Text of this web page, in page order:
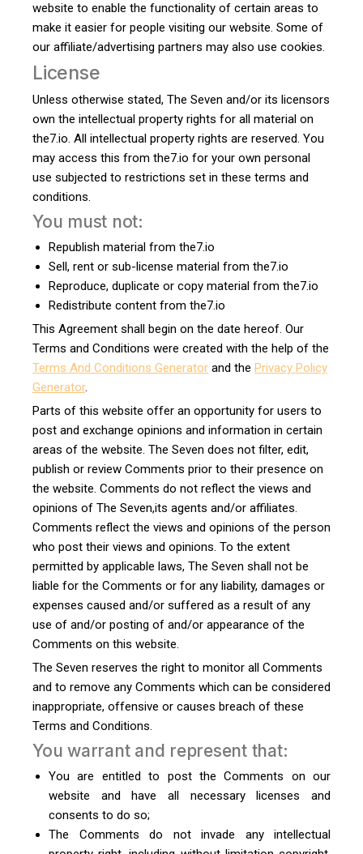
website to enable the functionality of certain areas to
make it easier for people visiting our website. Some of
our affiliate/advertising partners may also use cookies.
License
Unless otherwise stated, The Seven and/or its licensors
own the intellectual property rights for all material on
the7.io. All intellectual property rights are reserved. You
may access this from the7.io for your own personal
use subjected to restrictions set in these terms and
conditions.
You must not:
Republish material from the7.io
Sell, rent or sub-license material from the7.io
Reproduce, duplicate or copy material from the7.io
Redistribute content from the7.io
This Agreement shall begin on the date hereof. Our
Terms and Conditions were created with the help of the
Terms And Conditions Generator and the Privacy Policy
Generator.
Parts of this website offer an opportunity for users to
post and exchange opinions and information in certain
areas of the website. The Seven does not filter, edit,
publish or review Comments prior to their presence on
the website. Comments do not reflect the views and
opinions of The Seven,its agents and/or affiliates.
Comments reflect the views and opinions of the person
who post their views and opinions. To the extent
permitted by applicable laws, The Seven shall not be
liable for the Comments or for any liability, damages or
expenses caused and/or suffered as a result of any
use of and/or posting of and/or appearance of the
Comments on this website.
The Seven reserves the right to monitor all Comments
and to remove any Comments which can be considered
inappropriate, offensive or causes breach of these
Terms and Conditions.
You warrant and represent that:
You are entitled to post the Comments on our
website and have all necessary licenses and
consents to do so;
The Comments do not invade any intellectual